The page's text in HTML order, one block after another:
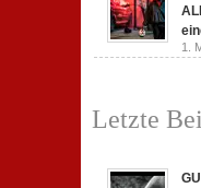
1.
Letzte